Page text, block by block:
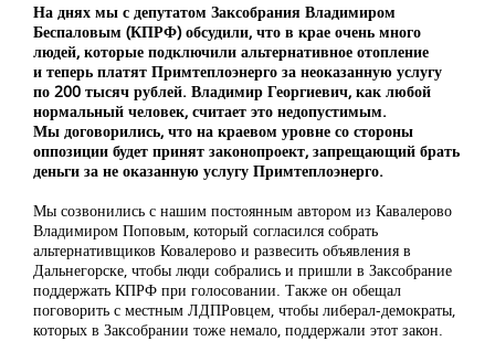
На днях мы с депутатом Заксобрания Владимиром
Беспаловым (КПРФ) обсудили, что в крае очень много
людей, которые подключили альтернативное отопление
и теперь платят Примтеплоэнерго за неоказанную услугу
по 200 тысяч рублей. Владимир Георгиевич, как любой
нормальный человек, считает это недопустимым.
Мы договорились, что на краевом уровне со стороны
оппозиции будет принят законопроект, запрещающий брать
деньги за не оказанную услугу Примтеплоэнерго.
Мы созвонились с нашим постоянным автором из Кавалерово
Владимиром Поповым, который согласился собрать
альтернативщиков Ковалерово и развесить объявления в
Дальнегорске, чтобы люди собрались и пришли в Заксобрание
поддержать КПРФ при голосовании. Также он обещал
поговорить с местным ЛДПРовцем, чтобы либерал-демократы,
которых в Заксобрании тоже немало, поддержали этот закон.